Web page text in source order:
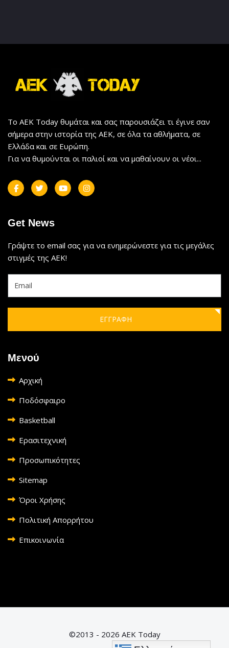
Το AEK Today θυμάται και σας παρουσιάζει τι έγινε σαν
σήμερα στην ιστορία της ΑΕΚ, σε όλα τα αθλήματα, σε
Ελλάδα και σε Ευρώπη.
Για να θυμούνται οι παλιοί και να μαθαίνουν οι νέοι...
Get News
Γράψτε το email σας για να ενημερώνεστε για τις μεγάλες
στιγμές της ΑΕΚ!
ΕΓΓΡΑΦΗ
Μενού
Αρχική
Ποδόσφαιρο
Basketball
Ερασιτεχνική
Προσωπικότητες
Sitemap
Όροι Χρήσης
Πολιτική Απορρήτου
Επικοινωνία
©2013 - 2026 AEK Today